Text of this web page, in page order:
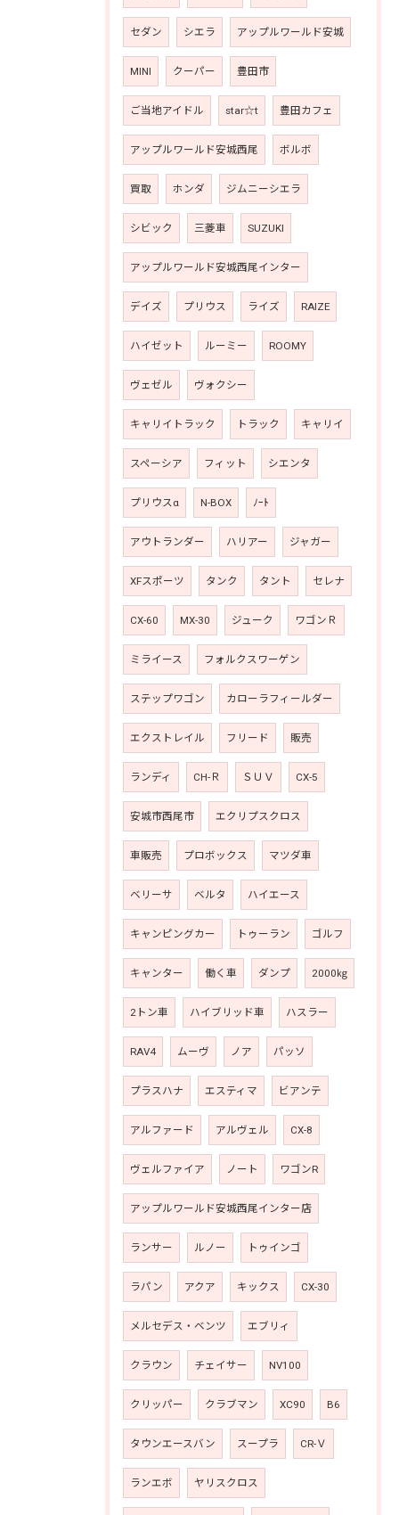
セダン シエラ アップルワールド安城
MINI クーパー 豊田市
ご当地アイドル star☆t 豊田カフェ
アップルワールド安城西尾 ボルボ
買取 ホンダ ジムニーシエラ
シビック 三菱車 SUZUKI
アップルワールド安城西尾インター
デイズ プリウス ライズ RAIZE
ハイゼット ルーミー ROOMY
ヴェゼル ヴォクシー
キャリイトラック トラック キャリイ
スペーシア フィット シエンタ
プリウスα N-BOX ﾉｰﾄ
アウトランダー ハリアー ジャガー
XFスポーツ タンク タント セレナ
CX-60 MX-30 ジューク ワゴンＲ
ミライース フォルクスワーゲン
ステップワゴン カローラフィールダー
エクストレイル フリード 販売
ランディ CH-Ｒ ＳＵＶ CX-5
安城市西尾市 エクリプスクロス
車販売 プロボックス マツダ車
ベリーサ ベルタ ハイエース
キャンピングカー トゥーラン ゴルフ
キャンター 働く車 ダンプ 2000㎏
2トン車 ハイブリッド車 ハスラー
RAV4 ムーヴ ノア パッソ
プラスハナ エスティマ ビアンテ
アルファード アルヴェル CX-8
ヴェルファイア ノート ワゴンR
アップルワールド安城西尾インター店
ランサー ルノー トゥインゴ
ラパン アクア キックス CX-30
メルセデス・ベンツ エブリィ
クラウン チェイサー NV100
クリッパー クラブマン XC90 B6
タウンエースバン スープラ CR-Ｖ
ランエボ ヤリスクロス